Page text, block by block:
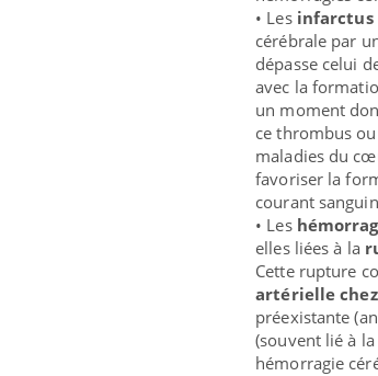
• Les infarctus
cérébrale par
dépasse celui
avec la
un moment
ce thrombus
maladies du
favoriser la
courant
• Les
elles liées à la
Cette rupture
artérielle chez
préexistante
(souvent lié à
hémorragie